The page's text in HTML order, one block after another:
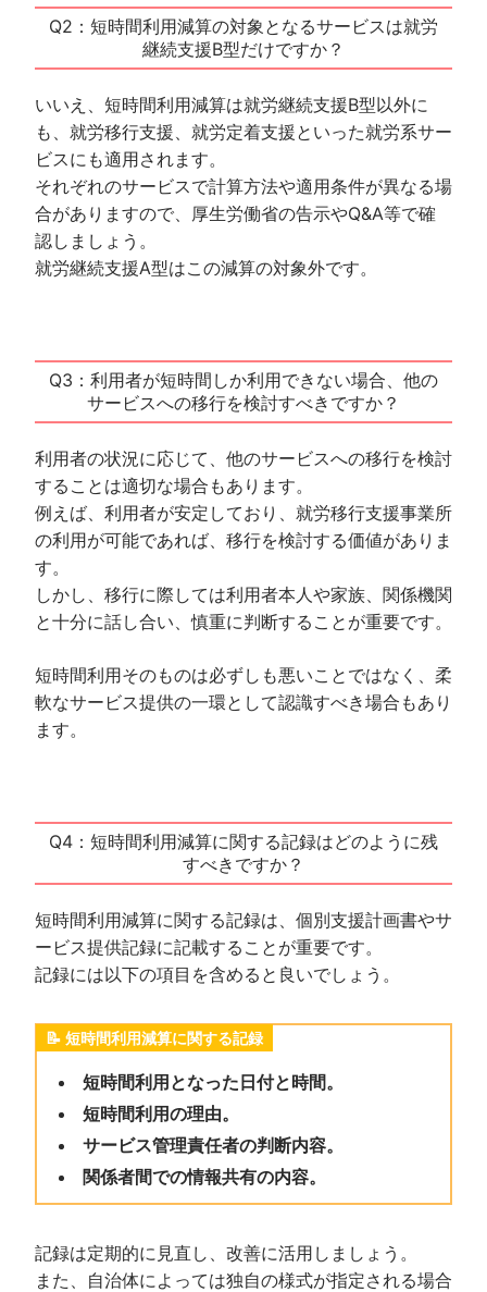
Q2：短時間利用減算の対象となるサービスは就労
継続支援B型だけですか？
いいえ、短時間利用減算は就労継続支援B型以外に
も、就労移行支援、就労定着支援といった就労系サー
ビスにも適用されます。
それぞれのサービスで計算方法や適用条件が異なる場
合がありますので、厚生労働省の告示やQ&A等で確
認しましょう。
就労継続支援A型はこの減算の対象外です。
Q3：利用者が短時間しか利用できない場合、他の
サービスへの移行を検討すべきですか？
利用者の状況に応じて、他のサービスへの移行を検討
することは適切な場合もあります。
例えば、利用者が安定しており、就労移行支援事業所
の利用が可能であれば、移行を検討する価値がありま
す。
しかし、移行に際しては利用者本人や家族、関係機関
と十分に話し合い、慎重に判断することが重要です。
短時間利用そのものは必ずしも悪いことではなく、柔
軟なサービス提供の一環として認識すべき場合もあり
ます。
Q4：短時間利用減算に関する記録はどのように残
すべきですか？
短時間利用減算に関する記録は、個別支援計画書やサ
ービス提供記録に記載することが重要です。
記録には以下の項目を含めると良いでしょう。
短時間利用減算に関する記録
短時間利用となった日付と時間。
短時間利用の理由。
サービス管理責任者の判断内容。
関係者間での情報共有の内容。
記録は定期的に見直し、改善に活用しましょう。
また、自治体によっては独自の様式が指定される場合